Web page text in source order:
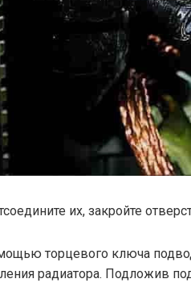
их, закройте
торцевого ключа
радиатора. Подложив